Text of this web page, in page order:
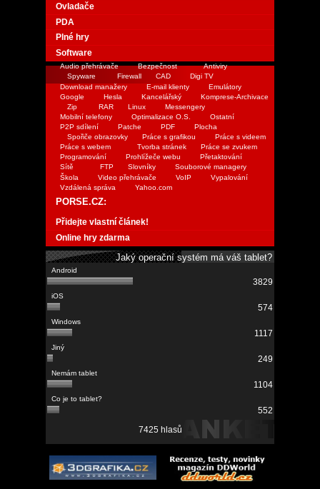
Ovladače
PDA
Plné hry
Software
Audio přehrávače Bezpečnost
Antiviry
Spyware
Firewall CAD
Digi TV
Download manažery
E-mail klienty
Emulátory
Google
Hesla Kancelářský
Komprese-Archivace
Zip
RAR Linux
Messengery
Mobilní telefony
Optimalizace O.S.
Ostatní
P2P sdílení
Patche PDF
Plocha
Spořiče obrazovky
Práce s grafikou
Práce s videem
Práce s webem
Tvorba stránek
Práce se zvukem
Programování
Prohlížeče webu
Přetaktování
Sítě
FTP Slovníky
Souborové managery
Škola
Video přehrávače VoIP
Vypalování
Vzdálená správa
Yahoo.com
PORSE.CZ:
Přidejte vlastní článek!
Online hry zdarma
Jaký operační systém má váš tablet?
3829
574
1117
249
1104
552
7425 hlasů